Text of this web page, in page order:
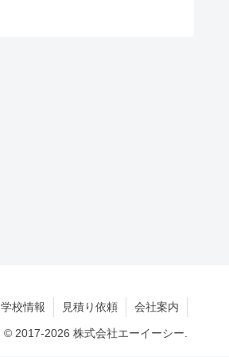
学校情報 見積り依頼 会社案内
© 2017-2026 株式会社エーイーシー.